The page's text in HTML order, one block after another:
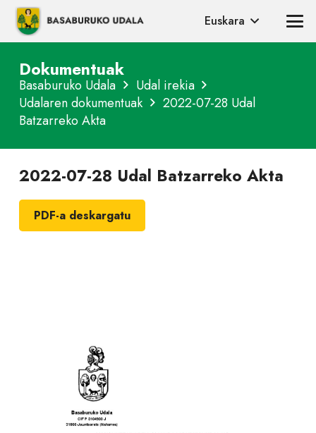
Euskara
Dokumentuak
Basaburuko Udala
Udal irekia
Udalaren dokumentuak
2022-07-28 Udal
Batzarreko Akta
2022-07-28 Udal Batzarreko Akta
PDF-a deskargatu